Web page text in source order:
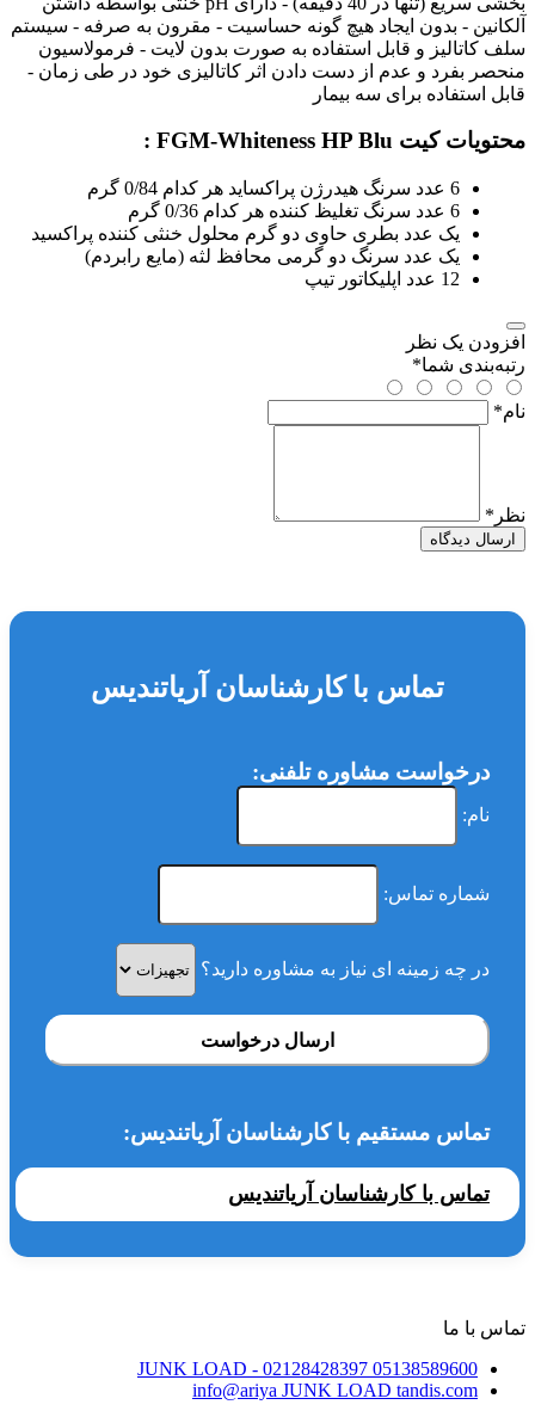
آلکانین - بدون ایجاد هیچ گونه حساسیت - مقرون به صرفه - سیستم
سلف کاتالیز و قابل استفاده به صورت بدون لایت - فرمولاسیون
منحصر بفرد و عدم از دست دادن اثر کاتالیزی خود در طی زمان -
قابل استفاده برای سه بیمار
محتویات کیت FGM-Whiteness HP Blu :
6 عدد سرنگ هیدرژن پراکساید هر کدام 0/84 گرم
6 عدد سرنگ تغلیظ کننده هر کدام 0/36 گرم
یک عدد بطری حاوی دو گرم محلول خنثی کننده پراکسید
یک عدد سرنگ دو گرمی محافظ لثه (مایع رابردم)
12 عدد اپلیکاتور تیپ
افزودن یک نظر
رتبه‌بندی شما*
نام*
نظر *
ارسال دیدگاه
تماس با کارشناسان آریاتندیس
درخواست مشاوره تلفنی:
نام:
شماره تماس:
در چه زمینه ای نیاز به مشاوره دارید؟
ارسال درخواست
تماس مستقیم با کارشناسان آریاتندیس:
تماس با کارشناسان آریاتندیس
تماس با ما
05138589600
JUNK LOAD - 02128428397
info@ariya JUNK LOAD tandis.com